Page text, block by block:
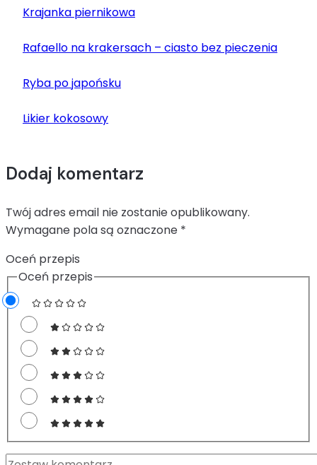
Krajanka piernikowa
Rafaello na krakersach – ciasto bez pieczenia
Ryba po japońsku
Likier kokosowy
Dodaj komentarz
Twój adres email nie zostanie opublikowany.
Wymagane pola są oznaczone *
Oceń przepis
Oceń przepis